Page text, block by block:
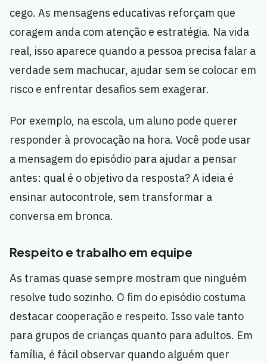
cego. As mensagens educativas reforçam que
coragem anda com atenção e estratégia. Na vida
real, isso aparece quando a pessoa precisa falar a
verdade sem machucar, ajudar sem se colocar em
risco e enfrentar desafios sem exagerar.
Por exemplo, na escola, um aluno pode querer
responder à provocação na hora. Você pode usar
a mensagem do episódio para ajudar a pensar
antes: qual é o objetivo da resposta? A ideia é
ensinar autocontrole, sem transformar a
conversa em bronca.
Respeito e trabalho em equipe
As tramas quase sempre mostram que ninguém
resolve tudo sozinho. O fim do episódio costuma
destacar cooperação e respeito. Isso vale tanto
para grupos de crianças quanto para adultos. Em
família, é fácil observar quando alguém quer